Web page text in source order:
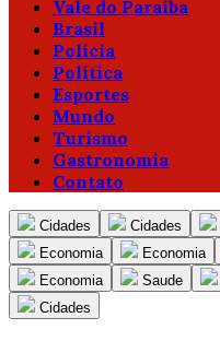
Vale do Paraíba
Brasil
Polícia
Política
Esportes
Mundo
Turismo
Gastronomia
Contato
Cidades Cidades
Economia
Economia
Economia
Saude
Cidades